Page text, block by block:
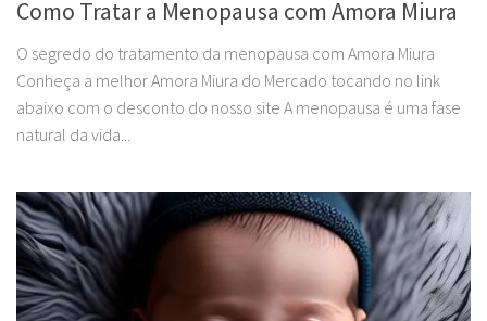
Como Tratar a Menopausa com Amora Miura
O segredo do tratamento da menopausa com Amora Miura
Conheça a melhor Amora Miura do Mercado tocando no link
abaixo com o desconto do nosso site A menopausa é uma fase
natural da vida...